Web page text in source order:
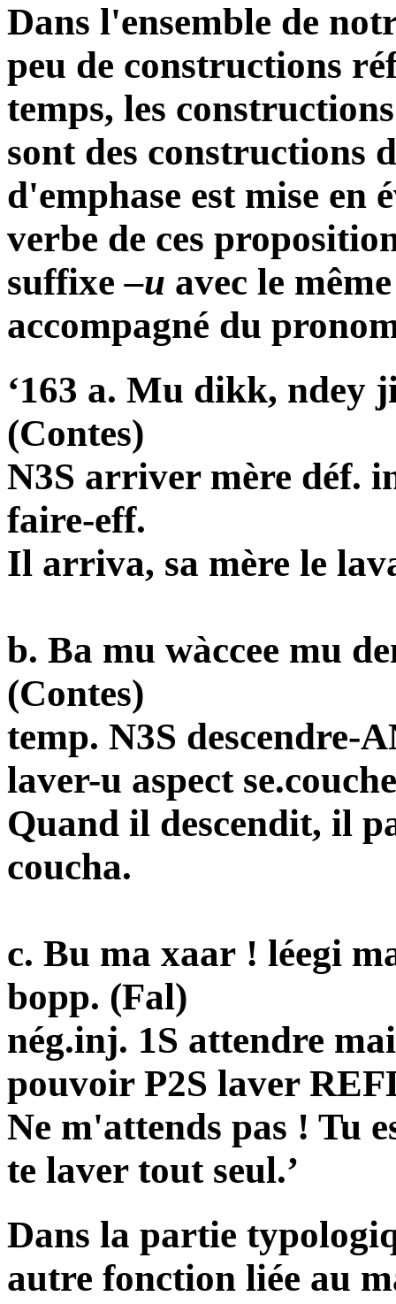
Dans l'ensemble de
peu de constructions
temps, les
sont des constructions
d'emphase est mise en
verbe de ces
suffixe–u avec le
accompagné du
‘163 a. Mu dikk, ndey
(Contes)
N3S arriver mère déf.
faire-eff.
Il arriva, sa mère le
b. Ba mu wàccee mu
(Contes)
temp. N3S descendre-
laver-u aspect
Quand il descendit, il
coucha.
c. Bu ma xaar ! léegi
bopp. (Fal)
nég.inj. 1S attendre
pouvoir P2S laver
Ne m'attends pas ! Tu
te laver tout seul.’
Dans la partie
autre fonction liée au